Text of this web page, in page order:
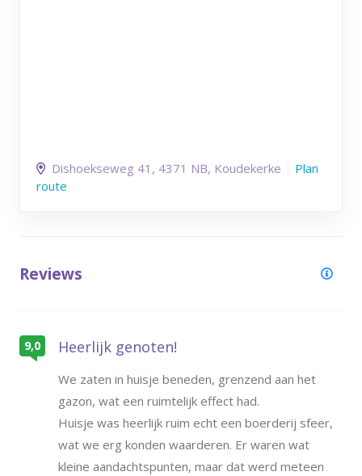
Dishoekseweg 41 , 4371 NB, Koudekerke
Plan
route
Reviews
9,0 Heerlijk genoten!
We zaten in huisje beneden, grenzend aan het
gazon, wat een ruimtelijk effect had.
Huisje was heerlijk ruim echt een boerderij sfeer,
wat we erg konden waarderen. Er waren wat
kleine aandachtspunten, maar dat werd meteen